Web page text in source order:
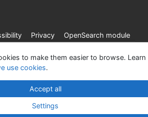
Privacy
OpenSearch module
48513687, se sídlem Joštova 625/8,
v.4.8.63a-Cosmotron Slovakia, s.r.o.
to make them easier to browse. Learn
use cookies.
Accept all
Settings